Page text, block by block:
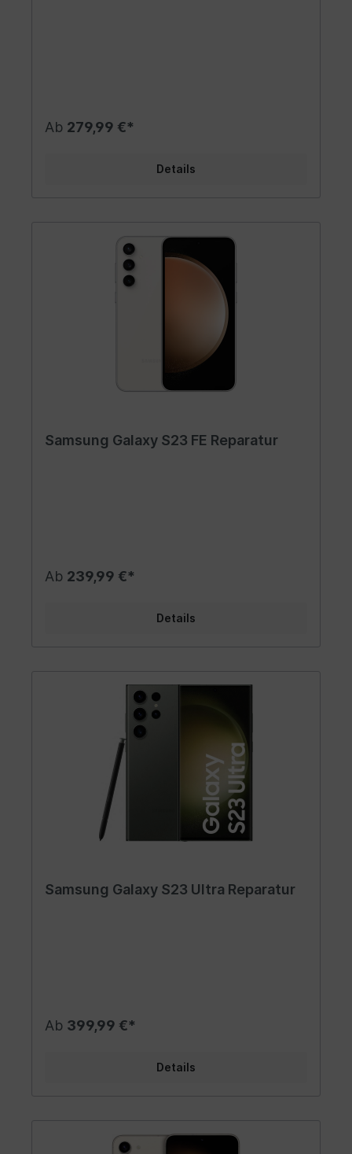
Ab 279,99 €*
Details
Samsung Galaxy S23 FE Reparatur
Ab 239,99 €*
Details
Samsung Galaxy S23 Ultra Reparatur
Ab 399,99 €*
Details